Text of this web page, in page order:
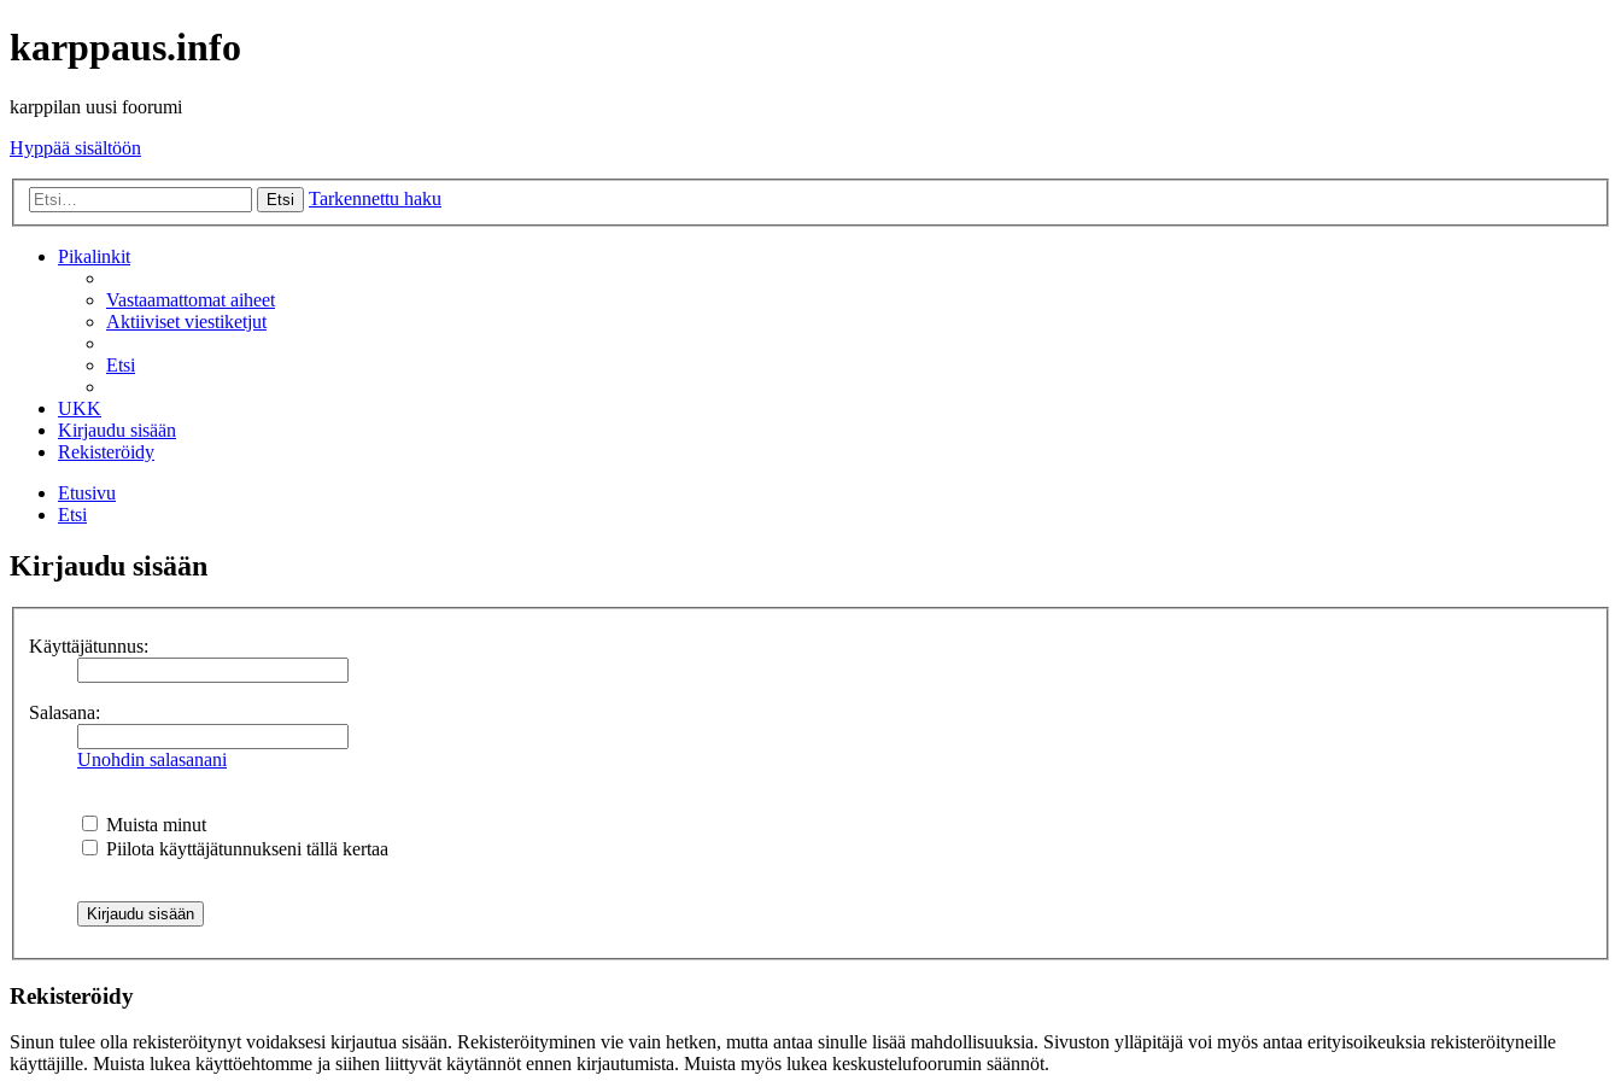
karppaus.info
karppilan uusi foorumi
Hyppää sisältöön
Etsi Tarkennettu haku
Pikalinkit
Vastaamattomat aiheet
Aktiiviset viestiketjut
Etsi
UKK
Kirjaudu sisään
Rekisteröidy
Etusivu
Etsi
Kirjaudu sisään
Käyttäjätunnus:
Salasana:
Unohdin salasanani
Muista minut
Piilota käyttäjätunnukseni tällä kertaa
Rekisteröidy
Sinun tulee olla rekisteröitynyt voidaksesi kirjautua sisään. Rekisteröityminen vie vain hetken, mutta antaa sinulle lisää mahdollisuuksia. Sivuston ylläpitäjä voi myös antaa erityisoikeuksia rekisteröityneille
käyttäjille. Muista lukea käyttöehtomme ja siihen liittyvät käytännöt ennen kirjautumista. Muista myös lukea keskustelufoorumin säännöt.